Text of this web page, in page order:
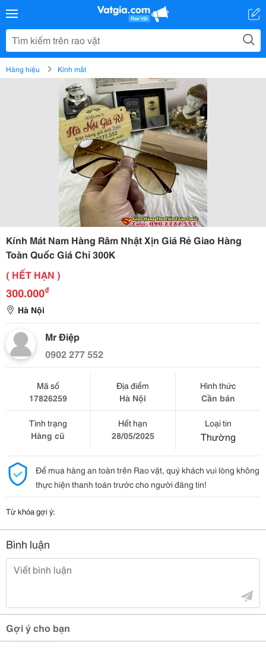
Hàng hiệu Kính mắt
Kính Mát Nam Hàng Râm Nhật Xịn Giá Rẻ Giao Hàng
Toàn Quốc Giá Chỉ 300K
( HẾT HẠN )
300.000₫
Hà Nội
Mr Điệp
0902 277 552
Mã số
17826259
Địa điểm
Hà Nội
Hình thức
Cần bán
Tình trạng
Hàng cũ
Hết hạn
28/05/2025
Loại tin
Thường
Để mua hàng an toàn trên Rao vặt, quý khách vui lòng không
thực hiện thanh toán trước cho người đăng tin!
Từ khóa gợi ý:
Bình luận
Gợi ý cho bạn